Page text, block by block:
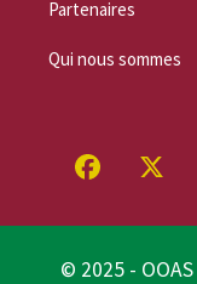
Partenaires
Qui nous sommes
© 2025 -